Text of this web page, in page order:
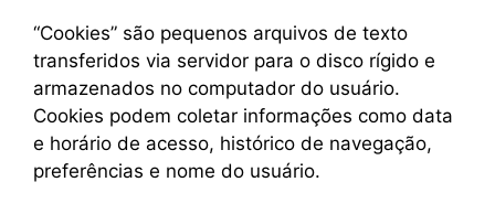
“Cookies” são pequenos arquivos de texto
transferidos via servidor para o disco rígido e
armazenados no computador do usuário.
Cookies podem coletar informações como data
e horário de acesso, histórico de navegação,
preferências e nome do usuário.